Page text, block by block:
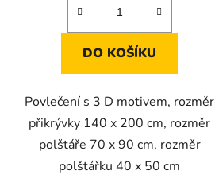
DO KOŠÍKU
Povlečení s 3 D motivem, rozměr
přikrývky 140 x 200 cm, rozměr
polštáře 70 x 90 cm, rozměr
polštářku 40 x 50 cm